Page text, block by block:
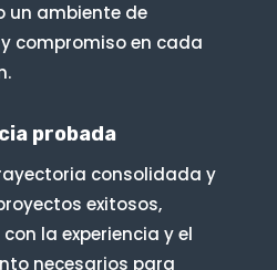
un ambiente de
compromiso en cada
probada
consolidada y
exitosos,
la experiencia y el
necesarios para